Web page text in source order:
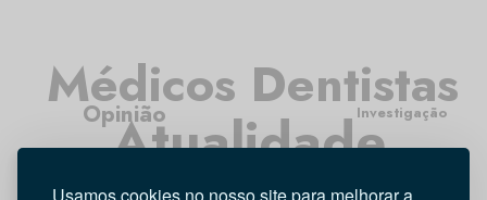
Atualidade
Médicos Dentistas
Higiene Oral
Opinião
Tecnologia
Investigação